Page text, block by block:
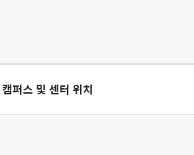
캠퍼스 및 센터 위치